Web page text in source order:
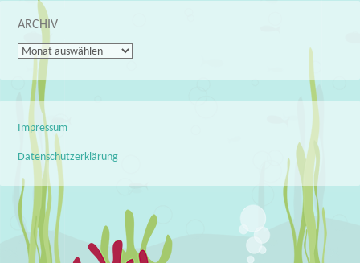
ARCHIV
Archiv
Impressum
Datenschutzerklärung